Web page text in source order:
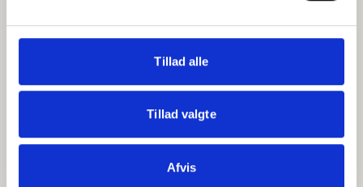
Tillad alle
Tillad valgte
Afvis
Medarbejdere
ABCepos
Podcast